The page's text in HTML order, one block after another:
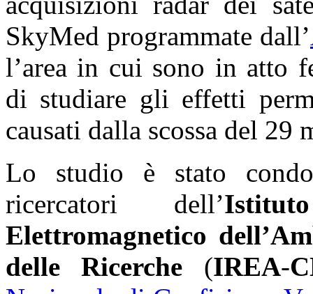
SkyMed programmate dall’
l’area in cui sono in atto
di studiare gli effetti
causati dalla scossa del 29
Lo studio è stato
ricercatori dell’
Elettromagnetico
delle Ricerche (IREA-